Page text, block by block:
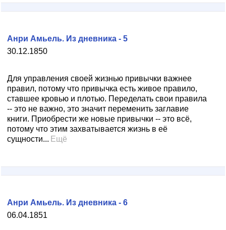
30.12.1850
Анри Амьель. Из дневника - 5
Для управления своей жизнью привычки важнее
правил, потому что привычка есть живое правило,
ставшее кровью и плотью. Переделать свои правила
-- это не важно, это значит переменить заглавие
книги. Приобрести же новые привычки -- это всё,
потому что этим захватывается жизнь в её
сущности... Ещё
06.04.1851
Анри Амьель. Из дневника - 6